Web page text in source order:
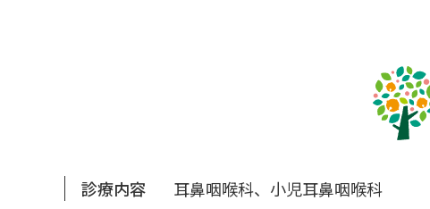
診療内容
耳鼻咽喉科、小児耳鼻咽喉科